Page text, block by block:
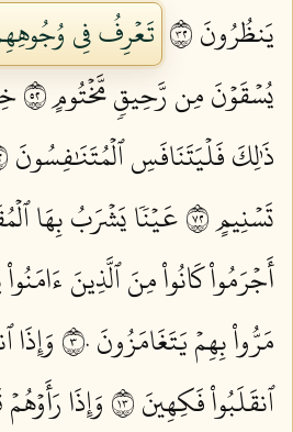
يَنظُرُونَ ٢٣
تَعۡرِفُ فِي وُجُوهِهِمۡ
يُسۡقَوۡنَ مِن رَّحِيقٖ مَّخۡتُومٍ ٢٥
ذَٰلِكَ فَلۡيَتَنَافَسِ ٱلۡمُتَنَٰفِسُونَ ٢٦
تَسۡنِيمٍ ٢٧
عَيۡنٗا يَشۡرَبُ بِهَا
أَجۡرَمُواْ كَانُواْ مِنَ ٱلَّذِينَ
مَرُّواْ بِهِمۡ يَتَغَامَزُونَ ٣٠
وَإِذَا
ٱنقَلَبُواْ فَكِهِينَ ٣١
وَإِذَا